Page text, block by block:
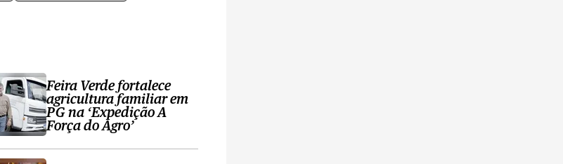
Feira Verde fortalece
agricultura familiar em
PG na ‘Expedição A
Força do Agro’